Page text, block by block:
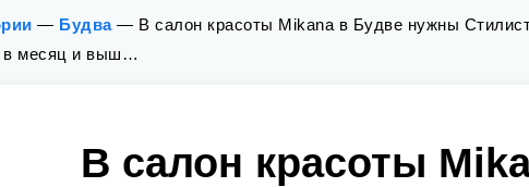
— Будва— В салон красоты Mikana в Будве нужны
в месяц и выш…
В салон красоты